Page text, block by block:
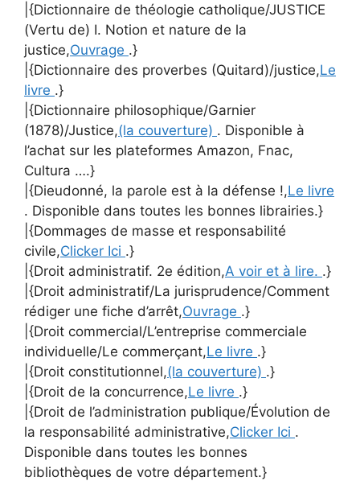
|{Dictionnaire de théologie catholique/JUSTICE
(Vertu de) I. Notion et nature de la
justice,Ouvrage .}
|{Dictionnaire des proverbes (Quitard)/justice,Le
livre .}
|{Dictionnaire philosophique/Garnier
(1878)/Justice,(la couverture) . Disponible à
l’achat sur les plateformes Amazon, Fnac,
Cultura ….}
|{Dieudonné, la parole est à la défense !,Le livre
. Disponible dans toutes les bonnes librairies.}
|{Dommages de masse et responsabilité
civile,Clicker Ici .}
|{Droit administratif. 2e édition,A voir et à lire. .}
|{Droit administratif/La jurisprudence/Comment
rédiger une fiche d’arrêt,Ouvrage .}
|{Droit commercial/L’entreprise commerciale
individuelle/Le commerçant,Le livre .}
|{Droit constitutionnel,(la couverture) .}
|{Droit de la concurrence,Le livre .}
|{Droit de l’administration publique/Évolution de
la responsabilité administrative,Clicker Ici .
Disponible dans toutes les bonnes
bibliothèques de votre département.}